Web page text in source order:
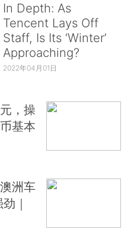
In Depth: As
Tencent Lays Off
Staff, Is Its ‘Winter’
Approaching?
2022年04月01日
，操
基本
洲车
｜